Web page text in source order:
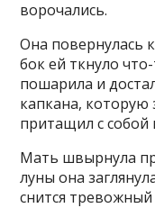
ворочались.
Она повернулась
бок ей ткнуло
пошарила и
капкана, которую
притащил с собой
Мать швырнула
луны она
снится тревожный